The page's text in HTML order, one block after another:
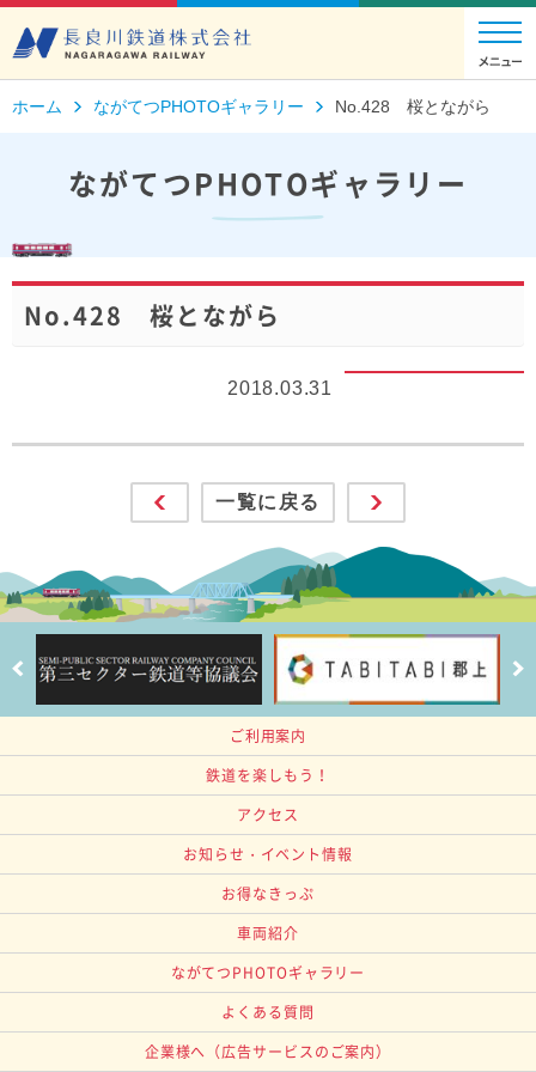
ホーム ながてつPHOTOギャラリー No.428 桜とながら
ながてつPHOTOギャラリー
No.428 桜とながら
2018.03.31
一覧に戻る
ご利用案内
鉄道を楽しもう！
アクセス
お知らせ・イベント情報
お得なきっぷ
車両紹介
ながてつPHOTOギャラリー
よくある質問
企業様へ （広告サービスのご案内）